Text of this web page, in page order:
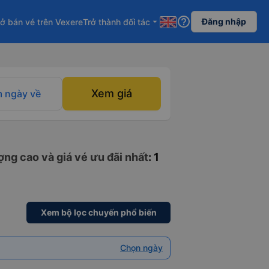
bán vé trên VexereTrở thành đối tác arrow_drop_down help_outline Đăng nhập
ngày về Xem giá
cao và giá vé ưu đãi nhất: 1
Xem bộ lọc chuyến phổ biến
Chọn ngày